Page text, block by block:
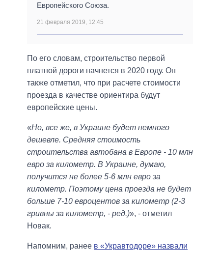
Европейского Союза.
21 февраля 2019, 12:45
По его словам, строительство первой
платной дороги начнется в 2020 году. Он
также отметил, что при расчете стоимости
проезда в качестве ориентира будут
европейские цены.
«Но, все же, в Украине будет немного
дешевле. Средняя стоимость
строительства автобана в Европе - 10 млн
евро за километр. В Украине, думаю,
получится не более 5-6 млн евро за
километр. Поэтому цена проезда не будет
больше 7-10 евроцентов за километр (2-3
гривны за километр, - ред.)», - отметил
Новак.
Напомним, ранее в «Укравтодоре» назвали